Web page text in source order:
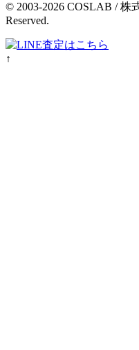
© 2003-2026 COSLAB / 株
Reserved.
↑